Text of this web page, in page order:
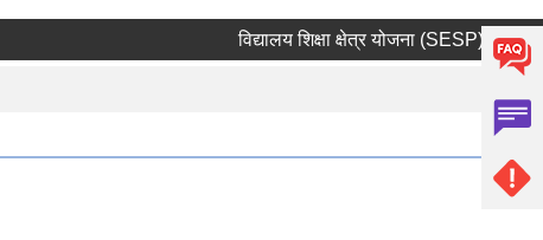
विद्यालय शिक्षा क्षेत्र योजना (SESP)